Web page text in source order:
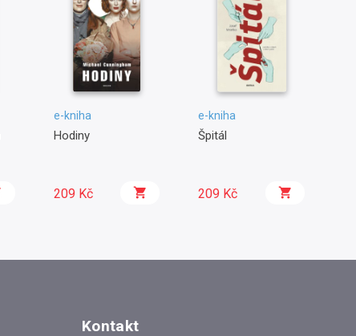
e-kniha
Hodiny
209 Kč
e-kniha
Špitál
209 Kč
Kontakt